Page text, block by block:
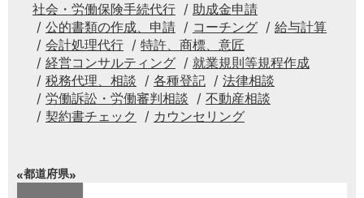
社会・労働保険手続代行
助成金申請
公的書類の作成、申請
コーチング
給与計算
会計処理代行
特許、商標、意匠
経営コンサルティング
就業規則等規程作成
税務代理、相談
各種登記
法律相談
労働訴訟・労働審判相談
不動産相談
契約書チェック
カウンセリング
都道府県